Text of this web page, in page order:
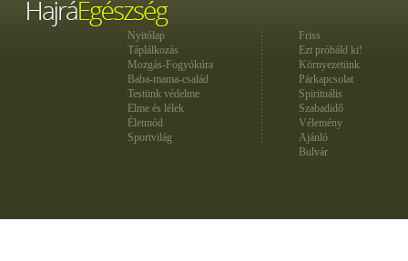
Nyitólap
Táplálkozás
Mozgás-Fogyókúra
Baba-mama-család
Testünk védelme
Elme és lélek
Életmód
Sportvilág
Friss
Ezt próbáld ki!
Környezetünk
Párkapcsolat
Spirituális
Szabadidő
Vélemény
Ajánló
Bulvár